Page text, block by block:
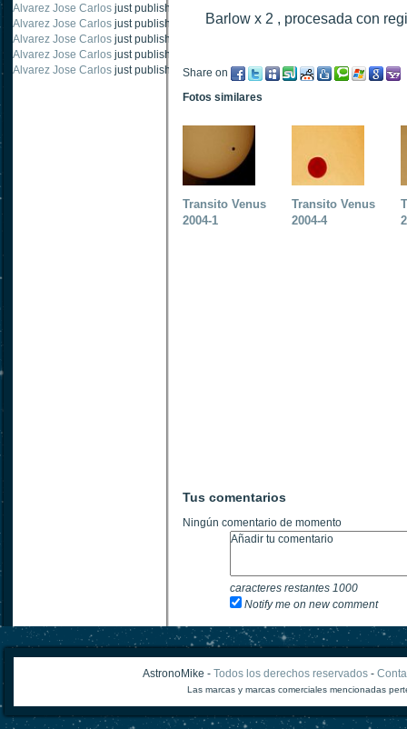
Alvarez Jose Carlos just published "
Alvarez Jose Carlos just published " Júpiter 2010 ".
Alvarez Jose Carlos just published "
Alvarez Jose Carlos just published "
Alvarez Jose Carlos just published "Marte oposición octubre 2020 vs NASA ".
Barlow x 2 , procesada con
Share on
Fotos similares
Transito Venus
2004-1
Transito Venus
2004-4
Tus comentarios
Ningún comentario de momento
caracteres restantes 1000
Notify me on new comment
AstronoMike - Todos los derechos reservados-
Las marcas y marcas comerciales mencionadas